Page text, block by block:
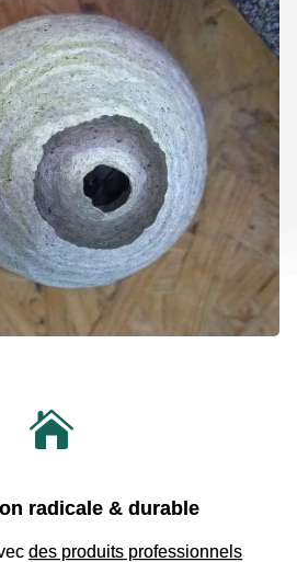

radicale & durable
des produits professionnels